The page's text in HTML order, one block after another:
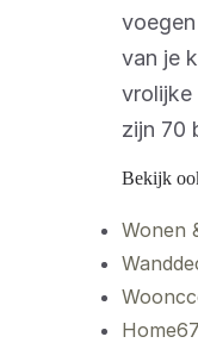
van je
vrolijke
zijn 70
Bekijk
Wonen
Home67